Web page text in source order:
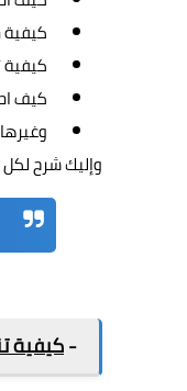
كيف
وإليك شرح
-كيفية